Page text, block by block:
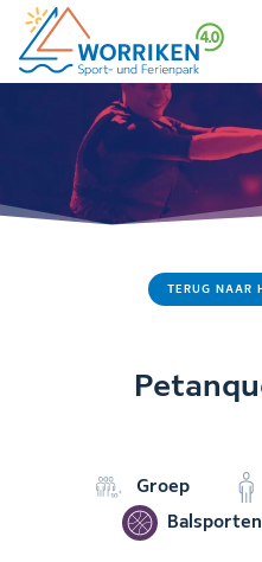
TERUG NAAR
Groep
Balsporten